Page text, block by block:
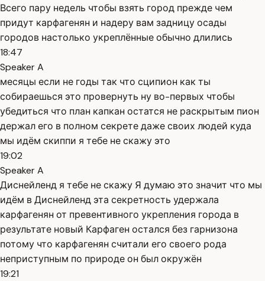
Всего пару недель чтобы взять город прежде чем
придут карфагенян и надеру вам задницу осады
городов настолько укреплённые обычно длились
18:47
Speaker A
месяцы если не годы так что сципион как ты
собираешься это провернуть ну во-первых чтобы
убедиться что план капкан остатся не раскрытым пион
держал его в полном секрете даже своих людей куда
мы идём скиппи я тебе не скажу это
19:02
Speaker A
Диснейленд я тебе не скажу Я думаю это значит что мы
идём в Диснейленд эта секретность удержала
карфагенян от превентивного укрепления города в
результате новый Карфаген остался без гарнизона
потому что карфагенян считали его своего рода
неприступным по природе он был окружён
19:21